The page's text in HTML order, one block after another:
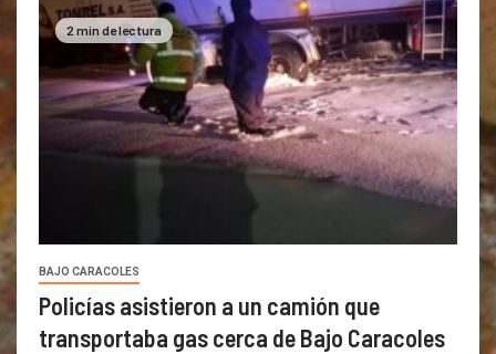
2 min de lectura
BAJO CARACOLES
Policías asistieron a un camión que
transportaba gas cerca de Bajo Caracoles